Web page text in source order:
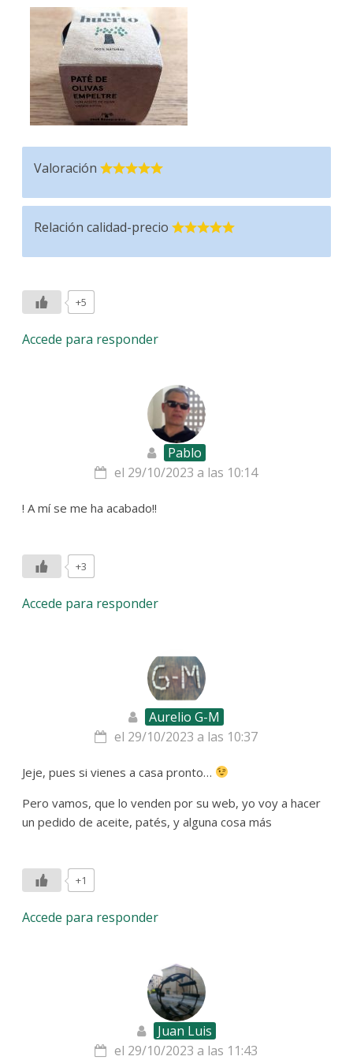
Valoración
Relación calidad-precio
+5
Accede para responder
Pablo
el 29/10/2023 a las 10:14
! A mí se me ha acabado!!
+3
Accede para responder
Aurelio G-M
el 29/10/2023 a las 10:37
Jeje, pues si vienes a casa pronto…
Pero vamos, que lo venden por su web, yo voy a hacer
un pedido de aceite, patés, y alguna cosa más
+1
Accede para responder
Juan Luis
el 29/10/2023 a las 11:43